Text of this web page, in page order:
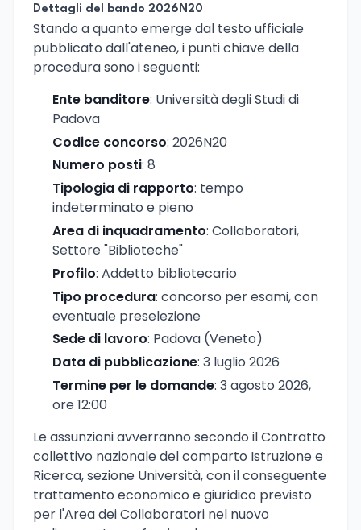
Dettagli del bando 2026N20
Stando a quanto emerge dal testo ufficiale
pubblicato dall'ateneo, i punti chiave della
procedura sono i seguenti:
Ente banditore: Università degli Studi di
Padova
Codice concorso: 2026N20
Numero posti: 8
Tipologia di rapporto: tempo
indeterminato e pieno
Area di inquadramento: Collaboratori,
Settore "Biblioteche"
Profilo: Addetto bibliotecario
Tipo procedura: concorso per esami, con
eventuale preselezione
Sede di lavoro: Padova (Veneto)
Data di pubblicazione: 3 luglio 2026
Termine per le domande: 3 agosto 2026,
ore 12:00
Le assunzioni avverranno secondo il Contratto
collettivo nazionale del comparto Istruzione e
Ricerca, sezione Università, con il conseguente
trattamento economico e giuridico previsto
per l'Area dei Collaboratori nel nuovo